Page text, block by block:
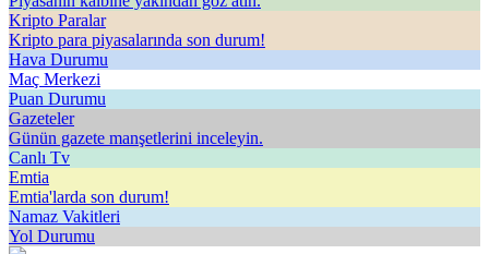
Kripto Paralar
Kripto para piyasalarında son durum!
Hava Durumu
Maç Merkezi
Puan Durumu
Gazeteler
Günün gazete manşetlerini inceleyin.
Canlı Tv
Emtia
Emtia'larda son durum!
Namaz Vakitleri
Yol Durumu